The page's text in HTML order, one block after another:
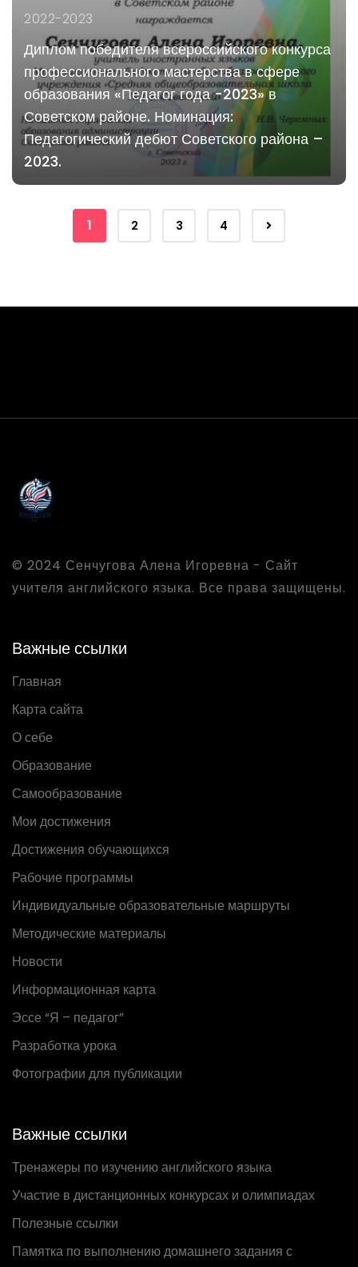
2022-2023
Диплом победителя всероссийского конкурса
профессионального мастерства в сфере
образования «Педагог года -2023» в
Советском районе. Номинация:
Педагогический дебют Советского района –
2023.
1 2 3 4
© 2024 Сенчугова Алена Игоревна - Сайт
учителя английского языка. Все права защищены.
Важные ссылки
Главная
Карта сайта
О себе
Образование
Самообразование
Мои достижения
Достижения обучающихся
Рабочие программы
Индивидуальные образовательные маршруты
Методические материалы
Новости
Информационная карта
Эссе “Я – педагог”
Разработка урока
Фотографии для публикации
Важные ссылки
Тренажеры по изучению английского языка
Участие в дистанционных конкурсах и олимпиадах
Полезные ссылки
Памятка по выполнению домашнего задания с